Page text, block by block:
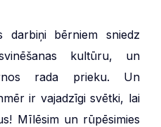
darbiņi bērniem sniedz
kultūru, un
rada prieku. Un
ir vajadzīgi svētki, lai
Mīlēsim un rūpēsimies